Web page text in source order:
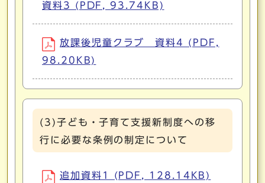
資料3 (PDF, 93.74KB)
放課後児童クラブ 資料4 (PDF,
98.20KB)
(3)子ども・子育て支援新制度への移
行に必要な条例の制定について
追加資料1 (PDF, 128.14KB)